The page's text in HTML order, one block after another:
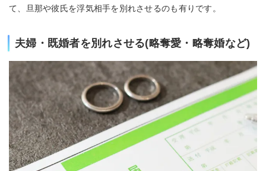
て、旦那や彼氏を浮気相手を別れさせるのも有りです。
夫婦・既婚者を別れさせる(略奪愛・略奪婚など)